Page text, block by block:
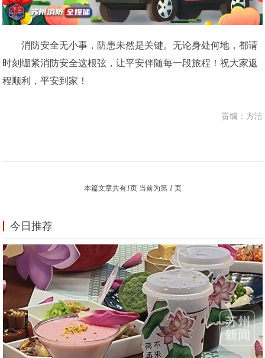
消防安全无小事，防患未然是关键。无论身处何地，都请
时刻绷紧消防安全这根弦，让平安伴随每一段旅程！祝大家返
程顺利，平安到家！
责编：方洁
本篇文章共有1页 当前为第 1 页
今日推荐